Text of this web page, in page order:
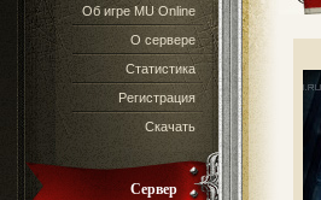
Об игре MU Online
О сервере
Статистика
Регистрация
Скачать
Сервер